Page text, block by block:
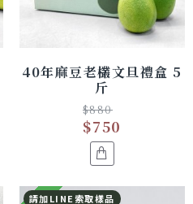
40年麻豆老欉文旦禮盒 5
斤
$750
$880
請加LINE索取樣品